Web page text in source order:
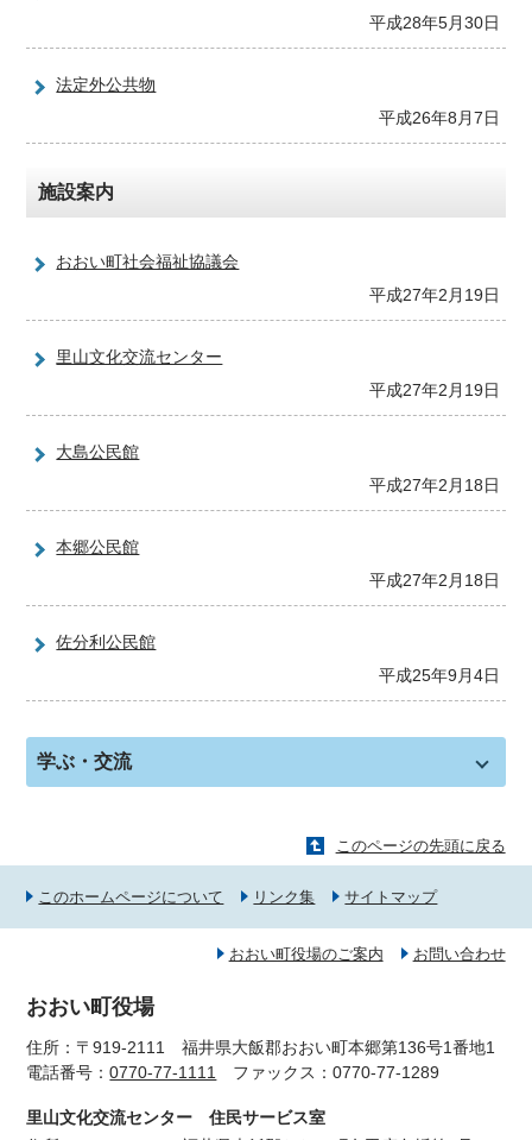
平成28年5月30日
法定外公共物
平成26年8月7日
施設案内
おおい町社会福祉協議会
平成27年2月19日
里山文化交流センター
平成27年2月19日
大島公民館
平成27年2月18日
本郷公民館
平成27年2月18日
佐分利公民館
平成25年9月4日
学ぶ・交流
このページの先頭に戻る
このホームページについて リンク集 サイトマップ
おおい町役場のご案内 お問い合わせ
おおい町役場
住所：〒919-2111 福井県大飯郡おおい町本郷第136号1番地1
電話番号：0770-77-1111 ファックス：0770-77-1289
里山文化交流センター 住民サービス室